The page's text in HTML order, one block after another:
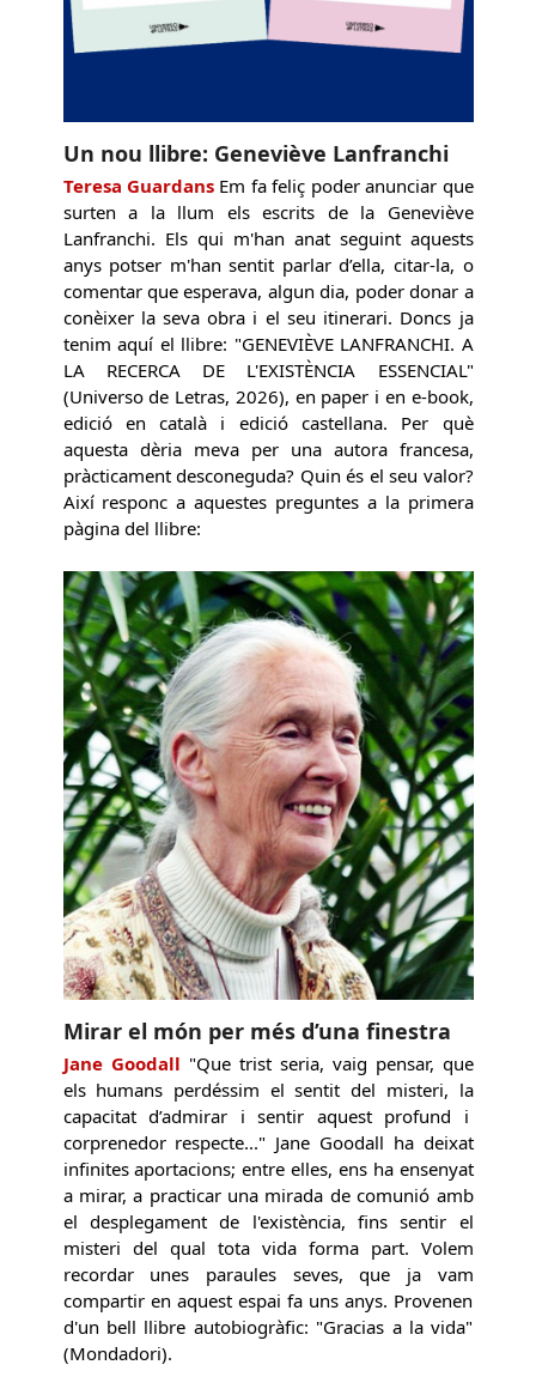
Un nou llibre: Geneviève Lanfranchi
Teresa GuardansEm fa feliç poder anunciar que
surten a la llum els escrits de la Geneviève
Lanfranchi. Els qui m'han anat seguint aquests
anys potser m'han sentit parlar d’ella, citar-la, o
comentar que esperava, algun dia, poder donar a
conèixer la seva obra i el seu itinerari. Doncs ja
tenim aquí el llibre: "GENEVIÈVE LANFRANCHI. A
LA RECERCA DE L'EXISTÈNCIA ESSENCIAL"
(Universo de Letras, 2026), en paper i en e-book,
edició en català i edició castellana. Per què
aquesta dèria meva per una autora francesa,
pràcticament desconeguda? Quin és el seu valor?
Així responc a aquestes preguntes a la primera
pàgina del llibre:
Mirar el món per més d’una finestra
Jane Goodall "Que trist seria, vaig pensar, que
els humans perdéssim el sentit del misteri, la
capacitat d’admirar i sentir aquest profund i
corprenedor respecte..." Jane Goodall ha deixat
infinites aportacions; entre elles, ens ha ensenyat
a mirar, a practicar una mirada de comunió amb
el desplegament de l'existència, fins sentir el
misteri del qual tota vida forma part. Volem
recordar unes paraules seves, que ja vam
compartir en aquest espai fa uns anys. Provenen
d'un bell llibre autobiogràfic: "Gracias a la vida"
(Mondadori).